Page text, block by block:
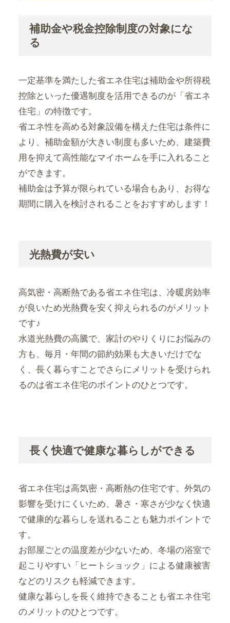
補助金や税金控除制度の対象にな
る
一定基準を満たした省エネ住宅は補助金や所得税
控除といった優遇制度を活用できるのが「省エネ
住宅」の特徴です。
省エネ性を高める対象設備を構えた住宅は条件に
より、補助金額が大きい制度も多いため、建築費
用を抑えて高性能なマイホームを手に入れること
ができます。
補助金は予算が限られている場合もあり、お得な
期間に購入を検討されることをおすすめします！
光熱費が安い
高気密・高断熱である省エネ住宅は、冷暖房効率
が良いため光熱費を安く抑えられるのがメリット
です♪
水道光熱費の高騰で、家計のやりくりにお悩みの
方も、毎月・年間の節約効果も大きいだけでな
く、長く暮らすことでさらにメリットを受けられ
るのは省エネ住宅のポイントのひとつです。
長く快適で健康な暮らしができる
省エネ住宅は高気密・高断熱の住宅です。外気の
影響を受けにくいため、暑さ・寒さが少なく快適
で健康的な暮らしを送れることも魅力ポイントで
す。
お部屋ごとの温度差が少ないため、冬場の浴室で
起こりやすい「ヒートショック」による健康被害
などのリスクも軽減できます。
健康な暮らしを長く維持できることも省エネ住宅
のメリットのひとつです。